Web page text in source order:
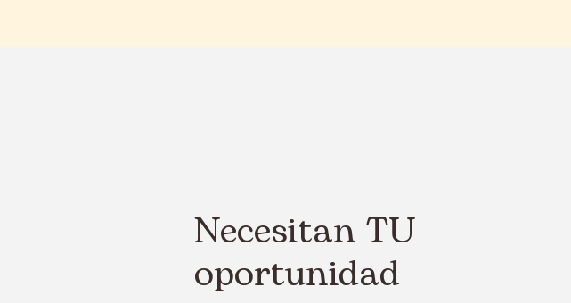
Necesitan TU
oportunidad